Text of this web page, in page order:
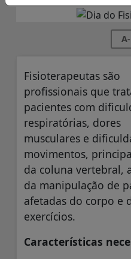
A-
Fisioterapeutas são
profissionais que
pacientes com
respiratórias, dores
musculares e
movimentos,
da coluna vertebral,
da manipulação de
afetadas do corpo e
exercícios.
Características